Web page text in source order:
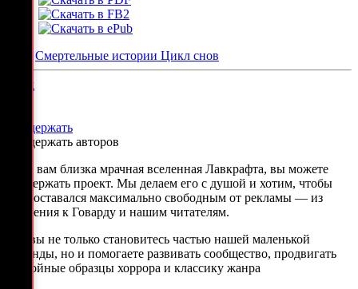
Смертельные истории Цикл снов
Пред
Поддержать
Поддержать авторов
Если вам близка мрачная вселенная Лавкрафта, вы можете
поддержать проект. Мы делаем его с душой и хотим, чтобы
сайт оставался максимально свободным от рекламы — из
уважения к Говарду и нашим читателям.
Так вы не только становитесь частью нашей маленькой
команды, но и помогаете развивать сообщество, продвигать
достойные образцы хоррора и классику жанра